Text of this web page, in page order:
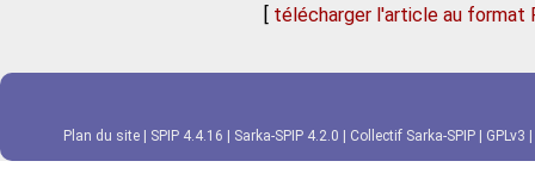
[ télécharger l'article au format
Plan du site SPIP 4.4.16 Sarka-SPIP 4.2.0 Collectif Sarka-SPIP GPLv3